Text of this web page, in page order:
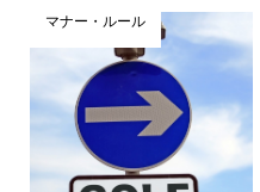
マナー・ルール